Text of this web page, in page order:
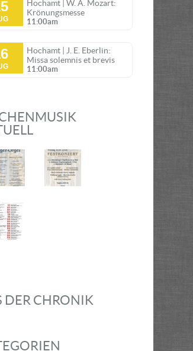
Hochamt | W. A. Mozart:
Krönungsmesse
11:00am
Hochamt | J. E. Eberlin:
Missa solemnis et brevis
11:00am
DER CHRONIK